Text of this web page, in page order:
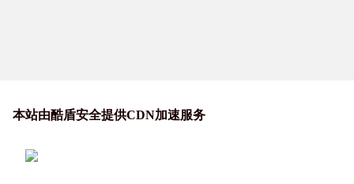
本站由酷盾安全提供CDN加速服务